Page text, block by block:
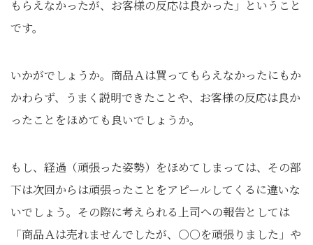
もらえなかったが、お客様の反応は良かった」ということ
です。
いかがでしょうか。商品Ａは買ってもらえなかったにもか
かわらず、うまく説明できたことや、お客様の反応は良か
ったことをほめても良いでしょうか。
もし、経過（頑張った姿勢）をほめてしまっては、その部
下は次回からは頑張ったことをアピールしてくるに違いな
いでしょう。その際に考えられる上司への報告としては
「商品Ａは売れませんでしたが、○○を頑張りました」や